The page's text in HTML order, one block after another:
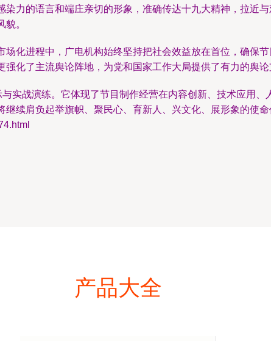
力的语言和端庄亲切的形象，准确传达十九大精神，拉近
。
化进程中，广电机构始终坚持把社会效益放在首位，确保
化了主流舆论阵地，为党和国家工作大局提供了有力的舆论
实战演练。它体现了节目制作经营在内容创新、技术应用
续肩负起举旗帜、聚民心、育新人、兴文化、展形象的使命
产品大全